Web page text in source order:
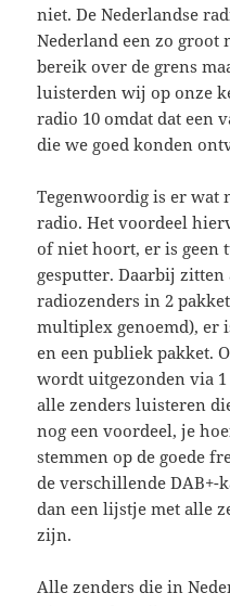
niet. De Nederlandse
Nederland een zo groot
bereik over de grens
luisterden wij op onze
radio 10 omdat dat een
die we goed konden
Tegenwoordig is er wat
radio. Het voordeel
of niet hoort, er is geen
gesputter. Daarbij zitten
radiozenders in 2
multiplex genoemd), er
en een publiek pakket.
wordt uitgezonden via
alle zenders luisteren
nog een voordeel, je
stemmen op de goede
de verschillende DAB+-
dan een lijstje met alle
zijn.
Alle zenders die in